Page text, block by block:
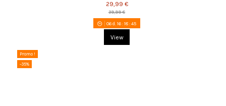
29,99 €
39,99 €
06d. 16:18:44
View
Promo !
-35%